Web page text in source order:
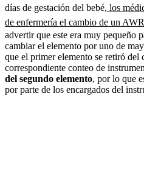
días de gestación del bebé, los
de enfermería el cambio de un
advertir que este era muy pequeño
cambiar el elemento por uno de
que el primer elemento se retiró del
correspondiente conteo de
del segundo elemento, por lo que
por parte de los encargados del